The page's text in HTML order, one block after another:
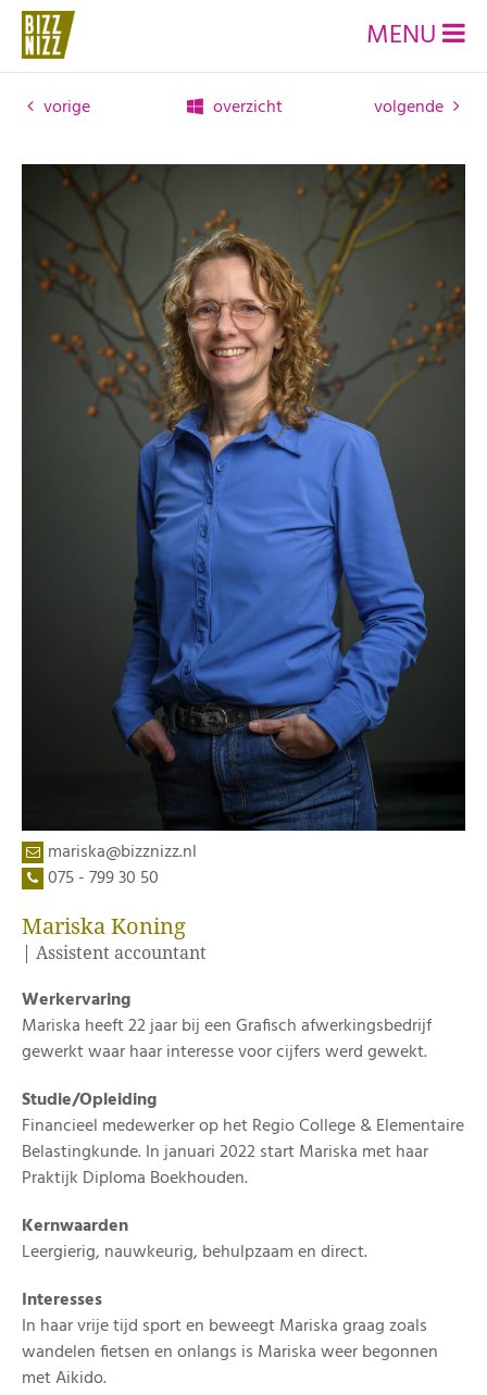
MENU
vorige overzicht volgende
mariska@bizznizz.nl
075 - 799 30 50
Mariska Koning
| Assistent accountant
Werkervaring
Mariska heeft 22 jaar bij een Grafisch afwerkingsbedrijf
gewerkt waar haar interesse voor cijfers werd gewekt.
Studie/Opleiding
Financieel medewerker op het Regio College & Elementaire
Belastingkunde. In januari 2022 start Mariska met haar
Praktijk Diploma Boekhouden.
Kernwaarden
Leergierig, nauwkeurig, behulpzaam en direct.
Interesses
In haar vrije tijd sport en beweegt Mariska graag zoals
wandelen fietsen en onlangs is Mariska weer begonnen
met Aikido.